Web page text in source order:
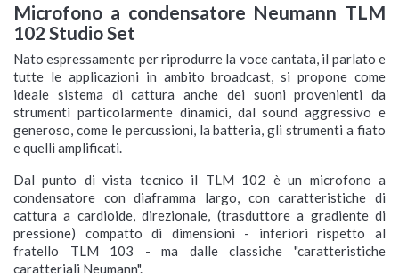
AKG C151
Disponibile su ordinazione
Spedizione gratuita
local_offer
AKG C114
 Disponibile su ordinazione
WARM AUDIO WA-
87JR Nickel
Disponibilità immediata
Spedizione gratuita
WARM AUDIO WA-
87JR SE Black
 Disponibilità immediata
WARM AUDIO WA-
87JR Black
Disponibilità immediata
Spedizione gratuita
WARM AUDIO WA-
47JR SE Black
 Disponibilità immediata
WARM AUDIO WA-
47JR SE Nickel
Disponibilità immediata
Spedizione gratuita
WARM AUDIO WA-
87JR SE Nickel
 Disponibilità immediata
SE Electronics SE7
SideFire Stereo-Set
Disponibilità immediata
Spedizione gratuita
SE Electronics SE6160
Pair
 Disponibilità immediata
Microfono a condensatore Neumann TLM
102 Studio Set
Nato espressamente per riprodurre la voce cantata, il parlato e
tutte le applicazioni in ambito broadcast, si propone come
ideale sistema di cattura anche dei suoni provenienti da
strumenti particolarmente dinamici, dal sound aggressivo e
generoso, come le percussioni, la batteria, gli strumenti a fiato
e quelli amplificati.
Dal punto di vista tecnico il TLM 102 è un microfono a
condensatore con diaframma largo, con caratteristiche di
cattura a cardioide, direzionale, (trasduttore a gradiente di
pressione) compatto di dimensioni - inferiori rispetto al
fratello TLM 103 - ma dalle classiche "caratteristiche
caratteriali Neumann".